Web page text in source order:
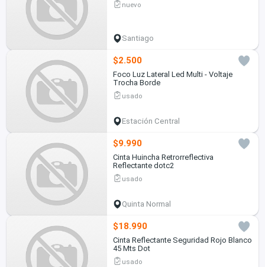
nuevo
Santiago
$2.500
Foco Luz Lateral Led Multi - Voltaje
Trocha Borde
usado
Estación Central
$9.990
Cinta Huincha Retrorreflectiva
Reflectante dotc2
usado
Quinta Normal
$18.990
Cinta Reflectante Seguridad Rojo Blanco
45 Mts Dot
usado